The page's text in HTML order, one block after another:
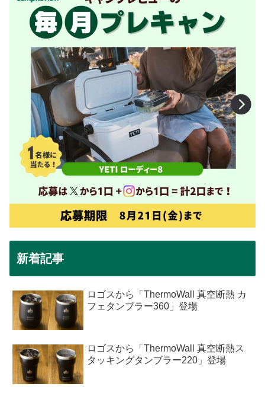
新着記事
ロゴスから「ThermoWall 真空断熱 カ
フェタンブラー360」登場
ロゴスから「ThermoWall 真空断熱ス
タッキングタンブラー220」登場